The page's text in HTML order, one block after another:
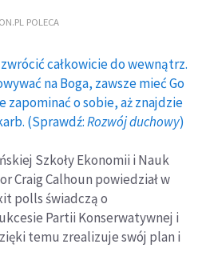
POLECA
całkowicie do wewnątrz.
na Boga, zawsze mieć Go
zapominać o sobie, aż znajdzie
(Sprawdź:Rozwój duchowy)
Szkoły Ekonomii i Nauk
Craig Calhoun powiedział w
polls świadczą o
Partii Konserwatywnej i
temu zrealizuje swój plan i